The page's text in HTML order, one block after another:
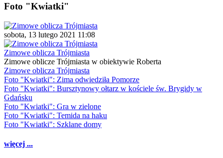
Foto "Kwiatki"
sobota, 13 lutego 2021 11:08
Zimowe oblicza Trójmiasta
Zimowe oblicze Trójmiasta w obiektywie Roberta
Zimowe oblicza Trójmiasta
Foto "Kwiatki": Zima odwiedziła Pomorze
Foto "Kwiatki": Bursztynowy ołtarz w kościele św. Brygidy w
Gdańsku
Foto "Kwiatki": Gra w zielone
Foto "Kwiatki": Temida na haku
Foto "Kwiatki": Szklane domy
więcej ...